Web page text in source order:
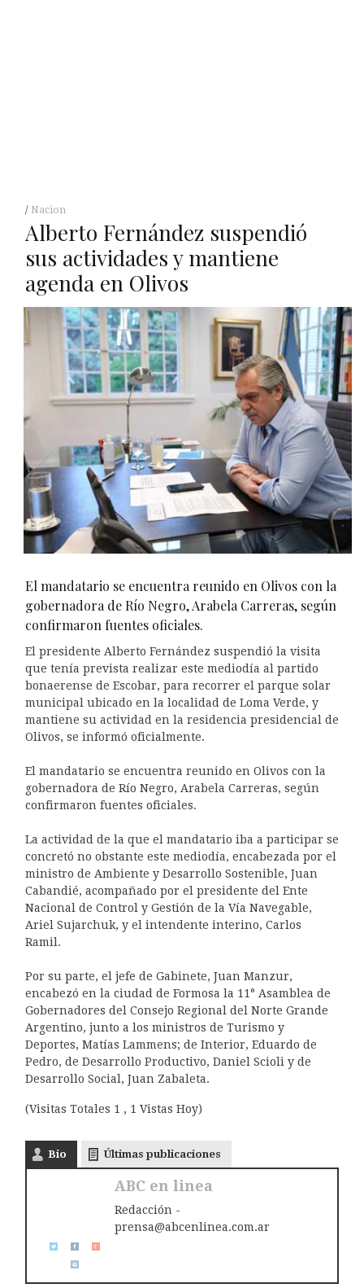
Nacion
Alberto Fernández suspendió
sus actividades y mantiene
agenda en Olivos
El mandatario se encuentra reunido en Olivos con la
gobernadora de Río Negro, Arabela Carreras, según
confirmaron fuentes oficiales.
El presidente Alberto Fernández suspendió la visita
que tenía prevista realizar este mediodía al partido
bonaerense de Escobar, para recorrer el parque solar
municipal ubicado en la localidad de Loma Verde, y
mantiene su actividad en la residencia presidencial de
Olivos, se informó oficialmente.
El mandatario se encuentra reunido en Olivos con la
gobernadora de Río Negro, Arabela Carreras, según
confirmaron fuentes oficiales.
La actividad de la que el mandatario iba a participar se
concretó no obstante este mediodía, encabezada por el
ministro de Ambiente y Desarrollo Sostenible, Juan
Cabandié, acompañado por el presidente del Ente
Nacional de Control y Gestión de la Vía Navegable,
Ariel Sujarchuk, y el intendente interino, Carlos
Ramil.
Por su parte, el jefe de Gabinete, Juan Manzur,
encabezó en la ciudad de Formosa la 11° Asamblea de
Gobernadores del Consejo Regional del Norte Grande
Argentino, junto a los ministros de Turismo y
Deportes, Matías Lammens; de Interior, Eduardo de
Pedro, de Desarrollo Productivo, Daniel Scioli y de
Desarrollo Social, Juan Zabaleta.
(Visitas Totales 1 , 1 Vistas Hoy)
Bio Últimas publicaciones
ABC en linea
Redacción -
prensa@abcenlinea.com.ar